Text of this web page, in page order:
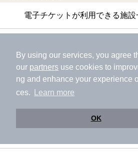
By using our services, you agree
our partners use cookies to
ng and enhance your experience
ces.
Learn more
OK
電子チケットが利用できる施設
おすすめ電子チケット・クーポ
今月の新着電子チケット・クー